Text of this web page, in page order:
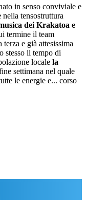
in senso conviviale e
nella tensostruttura
dei Krakatoa e
termine il team
e già attesissima
stesso il tempo di
locale la
settimana nel quale
le energie e... corso